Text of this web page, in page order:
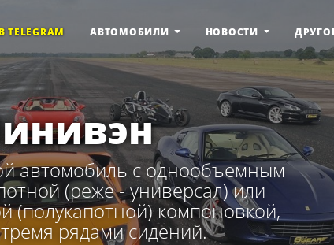
АВТОМОБИЛИ НОВОСТИ
автомобиль с однообъемным
(реже - универсал) или
(полукапотной) компоновкой,
рядами сидений.